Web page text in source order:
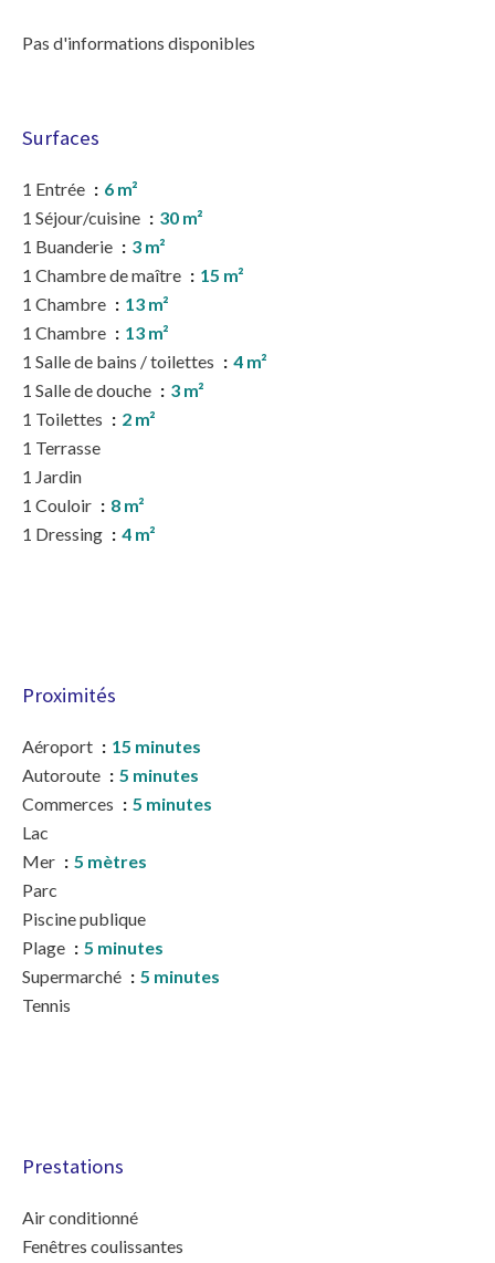
Pas d'informations disponibles
Surfaces
1 Entrée
6 m²
1 Séjour/cuisine
30 m²
1 Buanderie
3 m²
1 Chambre de maître
15 m²
1 Chambre
13 m²
1 Chambre
13 m²
1 Salle de bains / toilettes
4 m²
1 Salle de douche
3 m²
1 Toilettes
2 m²
1 Terrasse
1 Jardin
1 Couloir
8 m²
1 Dressing
4 m²
Proximités
Aéroport
15 minutes
Autoroute
5 minutes
Commerces
5 minutes
Lac
Mer
5 mètres
Parc
Piscine publique
Plage
5 minutes
Supermarché
5 minutes
Tennis
Prestations
Air conditionné
Fenêtres coulissantes